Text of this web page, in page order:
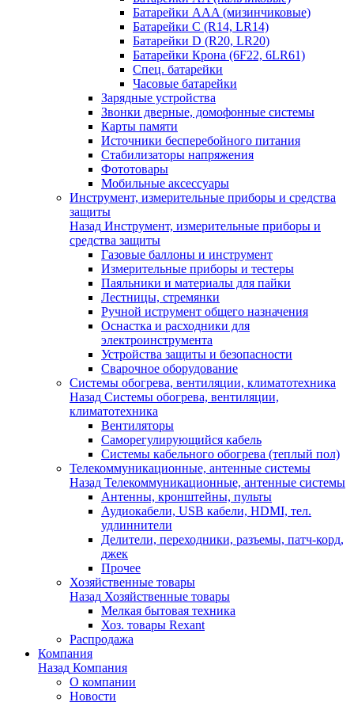
Батарейки AAA (мизинчиковые)
Батарейки C (R14, LR14)
Батарейки D (R20, LR20)
Батарейки Крона (6F22, 6LR61)
Спец. батарейки
Часовые батарейки
Зарядные устройства
Звонки дверные, домофонные системы
Карты памяти
Источники бесперебойного питания
Стабилизаторы напряжения
Фототовары
Мобильные аксессуары
Инструмент, измерительные приборы и средства
защиты
Назад Инструмент, измерительные приборы и
средства защиты
Газовые баллоны и инструмент
Измерительные приборы и тестеры
Паяльники и материалы для пайки
Лестницы, стремянки
Ручной иструмент общего назначения
Оснастка и расходники для
электроинструмента
Устройства защиты и безопасности
Сварочное оборудование
Системы обогрева, вентиляции, климатотехника
Назад Системы обогрева, вентиляции,
климатотехника
Вентиляторы
Саморегулирующийся кабель
Системы кабельного обогрева (теплый пол)
Телекоммуникационные, антенные системы
Назад Телекоммуникационные, антенные системы
Антенны, кронштейны, пульты
Аудиокабели, USB кабели, HDMI, тел.
удлиннители
Делители, переходники, разъемы, патч-корд,
джек
Прочее
Хозяйственные товары
Назад Хозяйственные товары
Мелкая бытовая техника
Хоз. товары Rexant
Распродажа
Компания
Назад Компания
О компании
Новости